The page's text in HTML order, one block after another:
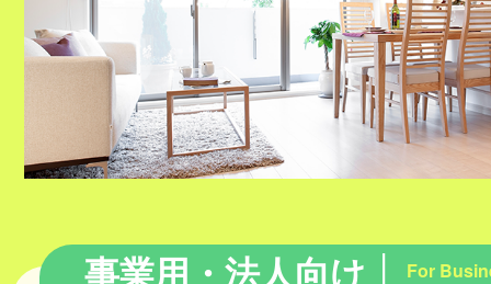
事業用・法人向け For